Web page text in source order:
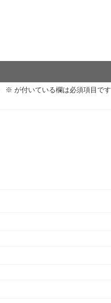
※ が付いている欄は必須項目です